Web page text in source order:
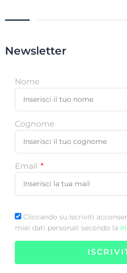
Newsletter
Nome
Cognome
Email
Cliccando su Iscriviti
miei dati personali secondo la